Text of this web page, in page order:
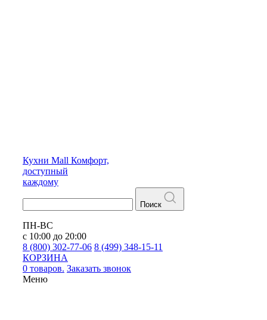
Кухни Mall Комфорт,
доступный
каждому
Поиск
ПН-ВС
с 10:00 до 20:00
8 (800) 302-77-06 8 (499) 348-15-11
КОРЗИНА
0 товаров. Заказать звонок
Меню